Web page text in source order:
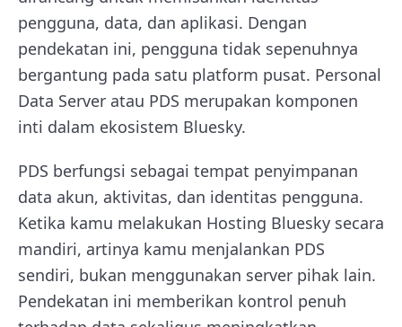
pengguna, data, dan aplikasi. Dengan
pendekatan ini, pengguna tidak sepenuhnya
bergantung pada satu platform pusat. Personal
Data Server atau PDS merupakan komponen
inti dalam ekosistem Bluesky.
PDS berfungsi sebagai tempat penyimpanan
data akun, aktivitas, dan identitas pengguna.
Ketika kamu melakukan Hosting Bluesky secara
mandiri, artinya kamu menjalankan PDS
sendiri, bukan menggunakan server pihak lain.
Pendekatan ini memberikan kontrol penuh